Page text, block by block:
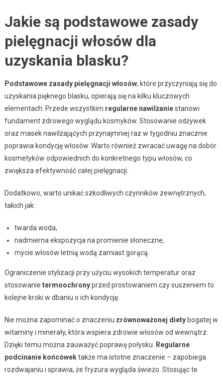
Jakie są podstawowe zasady
pielęgnacji włosów dla
uzyskania blasku?
Podstawowe zasady pielęgnacji włosów, które przyczyniają się do
uzyskania pięknego blasku, opierają się na kilku kluczowych
elementach. Przede wszystkim regularne nawilżaniestanowi
fundament zdrowego wyglądu kosmyków. Stosowanie odżywek
oraz masek nawilżających przynajmniej raz w tygodniu znacznie
poprawia kondycję włosów. Warto również zwracać uwagę na dobór
kosmetyków odpowiednich do konkretnego typu włosów, co
zwiększa efektywność całej pielęgnacji.
Dodatkowo, warto unikać szkodliwych czynników zewnętrznych,
takich jak:
twarda woda,
nadmierna ekspozycja na promienie słoneczne,
mycie włosów letnią wodą zamiast gorącą.
Ograniczenie stylizacji przy użyciu wysokich temperatur oraz
stosowanie termoochronyprzed prostowaniem czy suszeniem to
kolejne kroki w dbaniu o ich kondycję.
Nie można zapominać o znaczeniu zrównoważonej dietybogatej w
witaminy i minerały, która wspiera zdrowie włosów od wewnątrz.
Dzięki temu można zauważyć poprawę połysku.
Regularne
podcinanie końcówektakże ma istotne znaczenie – zapobiega
rozdwajaniu i sprawia, że fryzura wygląda świeżo. Stosując te